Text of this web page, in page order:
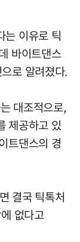
는 이유로 틱
바이트댄스
로 알려졌다.
대조적으로,
제공하고 있
트댄스의 경
결국 틱톡처
없다고